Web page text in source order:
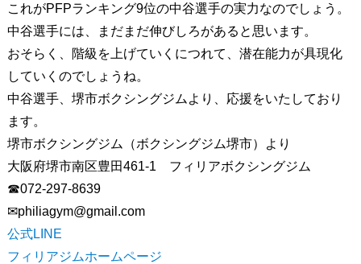
これがPFPランキング9位の中谷選手の実力なのでしょう。
中谷選手には、まだまだ伸びしろがあると思います。
おそらく、階級を上げていくにつれて、潜在能力が具現化
していくのでしょうね。
中谷選手、堺市ボクシングジムより、応援をいたしており
ます。
堺市ボクシングジム（ボクシングジム堺市）より
大阪府堺市南区豊田461-1 フィリアボクシングジム
☎072-297-8639
✉︎philiagym@gmail.com
公式LINE
フィリアジムホームページ